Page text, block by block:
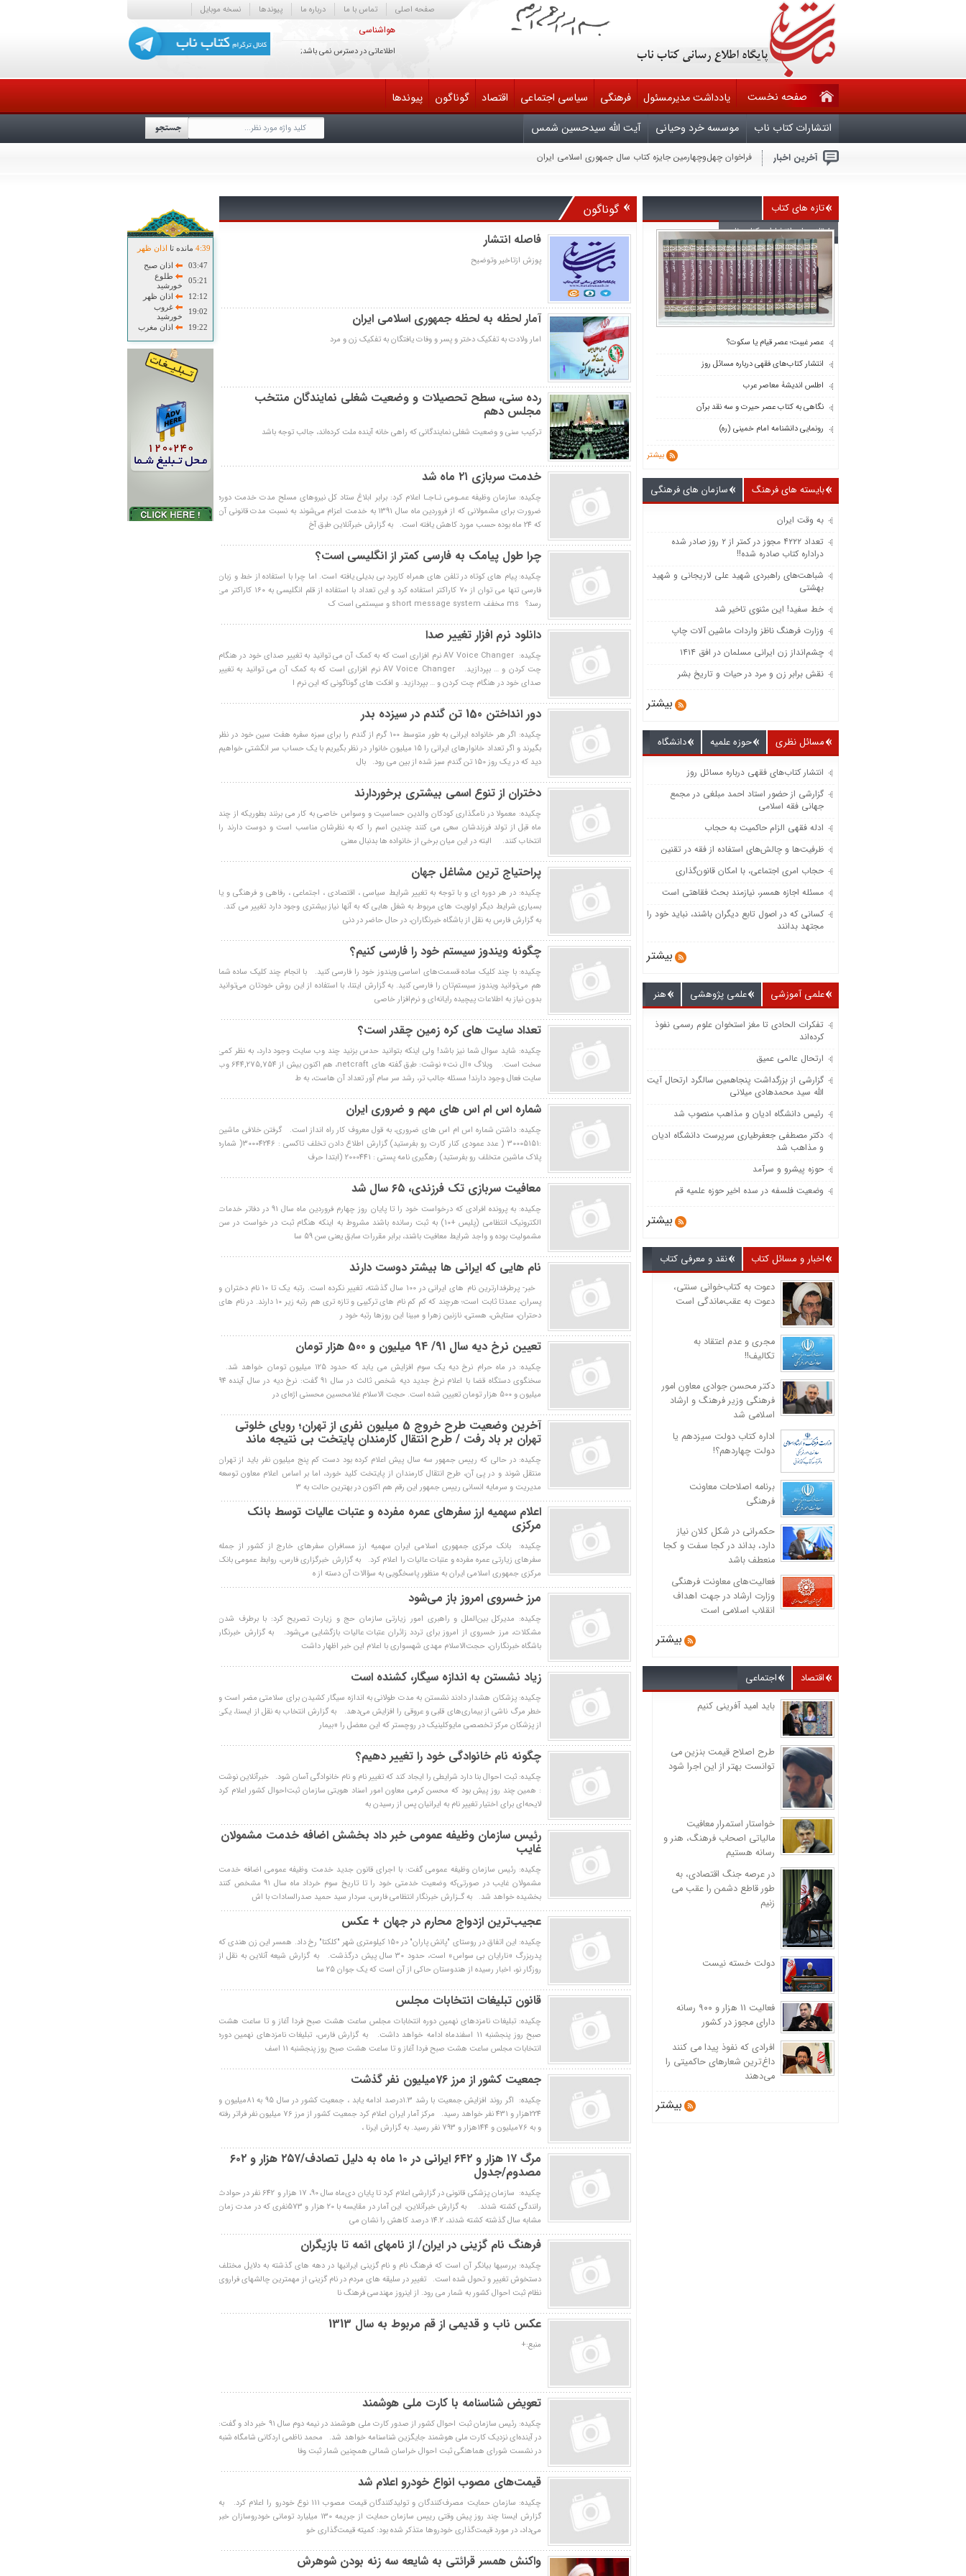
صفحه اصلی تماس با ما درباره ما پیوندها نسخه موبایل
هواشناسی
اطلاعاتی در دسترس نمی باشد;
صفحه نخست یادداشت مدیرمسئول فرهنگی سیاسی اجتماعی اقتصاد گوناگون
پیوندها
انتشارات کتاب ناب
موسسه خرد وحیانی آیت الله سیدحسین شمس
آخرین اخبار فراخوان چهل‌وچهارمین جایزه کتاب سال جمهوری اسلامی ایران
هرکس بخواهد با آمریکا برای صلح مذاکره کند خائن است
جنایتکاران باید بدانند که امر انتقام، متوقّف بر وجود شخص من یا سایر مسئولان نیست
سال روز شهادت چهارمین اختر تابناک آسمان امامت و ولایت تسلیت باد
بیماران سیاسی در قران
آجرک الله یابقیه الله
گزارشی از نشست بعثت خون
تازه های کتاب
تازه های انتشارات کتاب ناب
عصر غیبت؛ عصر قیام یا سکوت؟
انتشار کتاب‌های فقهی درباره مسائل روز
اطلس اندیشۀ معاصر عرب
نگاهی به کتاب عصر حیرت و سه نقد برآن
رونمایی دانشنامه امام خمینی (ره)
بیشتر
بایسته های فرهنگ سازمان های فرهنگی
به وقت ایران
تعداد ۴۲۲۲ مجوز در کمتر از ۲ روز صادر شده
دراداره کتاب صادره شده!!
شباهت‌های راهبردی شهید علی لاریجانی و شهید
بهشتی
خط سفید! این مثنوی تاخیر شد
وزارت فرهنگ ناظز واردات ماشین‌ آلات چاپ
چشم‌انداز زن ایرانی مسلمان در افق ۱۴۱۴
نقش برابر زن و مرد در حیات و تاریخ بشر
بیشتر
مسائل نظری حوزه علمیه دانشگاه
انتشار کتاب‌های فقهی درباره مسائل روز
گزارشی از حضور استاد احمد مبلغی در مجمع
جهانی فقه اسلامی
ادله فقهی الزام حاکمیت به حجاب
ظرفیت‌‌ها و چالش‌‌های استفاده از فقه در تقنین
حجاب امری اجتماعی، با امکان قانون‌گذاری
مسئله اجازه همسر، نیازمند بحث فقاهتی است
کسانی که در اصول تابع دیگران باشند، نباید خود را
مجتهد بدانند
بیشتر
علمی آموزشی علمی پژوهشی هنر
تفکرات الحادی تا مغز استخوان علوم رسمی نفوذ
کرده‌اند
ارتحال عالمی عمیق
گزارشی از بزرگداشت پنجاهمین سالگرد ارتحال آیت
الله سید محمدهادی میلانی
رئیس دانشگاه ادیان و مذاهب منصوب شد
دکتر مصطفی جعفرطیاری سرپرست دانشگاه ادیان
و مذاهب شد
حوزه پیشرو و سرآمد
وضعیت فلسفه در سده اخیر حوزه علمیه قم
بیشتر
اخبار و مسائل کتاب نقد و معرفی کتاب
دعوت به کتاب‌خوانی سنتی،
دعوت به عقب‌ماندگی است
مجری و عدم اعتقاد به
تکالیف!!
دکتر محسن جوادی معاون امور
فرهنگی وزیر فرهنگ و ارشاد
اسلامی شد
اداره کتاب دولت سیزدهم یا
دولت چهاردهم؟!
برنامه اصلاحات معاونت
فرهنگی
حکمرانی در شکل کلان نیاز
دارد، بداند در کجا سفت و کجا
منعطف باشد
فعالیت‌های معاونت فرهنگی
وزارت ارشاد در جهت اهداف
انقلاب اسلامی است
بیشتر
اقتصاد اجتماعی
باید امید آفرینی کنیم
طرح اصلاح قیمت بنزین می
توانست بهتر از این اجرا شود
خواستار استمرار معافیت
مالیاتی اصحاب فرهنگ، هنر و
رسانه هستیم
در عرصه جنگ اقتصادی، به
طور قاطع دشمن را عقب می
زنیم
دولت خسته نیست
فعالیت 11 هزار و ۹۰۰ رسانه
دارای مجوز در کشور
افرادی که نفوذ پیدا می کنند
داغ‌ترین شعارهای حاکمیتی را
می‌دهند
بیشتر
4:39 مانده تا اذان ظهر
03:47
اذان صبح
05:21
طلوع
خورشید
12:12
اذان ظهر
19:02
غروب
خورشید
19:22
اذان مغرب
گوناگون
فاصله انتشار
پوزش ازتاخیر وتوضیح
آمار لحظه به لحظه جمهوری اسلامی ایران
امار ولادت به تفکیک دختر و پسر و وفات یافتگان به تفکیک زن و مرد
رده سنی، سطح تحصیلات و وضعیت شغلی نمایندگان منتخب
مجلس دهم
ترکیب سنی و وضعیت شغلی نمایندگانی که راهی خانه آینده ملت کرده‌اند، جالب توجه باشد
خدمت سربازی ۲۱ ماه شد
چکیده: سازمان وظیفه عمـومی نـاجـا اعلام کرد: برابر ابلاغ ستاد کل نیروهای مسلح مدت خدمت دوره
ضرورت برای مشمولانی که از فروردین ماه سال 1391 به خدمت اعزام می‌شوند به نسبت مدت قانونی آن
که 24 ماه بوده حسب مورد کاهش یافته است. به گزارش خبرآنلاین طبق آخ
چرا طول پیامك به فارسی كمتر از انگلیسی است؟
چکیده: پیام های كوتاه در تلفن های همراه كاربرد بی بدیلی یافته است. اما چرا با استفاده از خط و زبان
فارسی تنها می توان از ۷۰ كاراكتر استفاده كرد و این تعداد با استفاده از قلم انگلیسی به ۱۶۰ كاراكتر می
رسد؟ ms مخفف short message system و سیستمي است ك
دانلود نرم افزار تغییر صدا
چکیده: AV Voice Changer نرم افزاری است که به کمک آن می توانید به تغییر صدای خود در هنگام
چت کردن و … بپردازید. AV Voice Changer نرم افزاری است که به کمک آن می توانید به تغییر
صدای خود در هنگام چت کردن و … بپردازید. و افکت های گوناگونی که این نرم ا
دور انداختن 150 تن گندم در سیزده بدر
چکیده: اگر هر خانواده ایرانی به طور متوسط 100 گرم از گندم را برای سبزه سفره هفت سین خود در نظر
بگیرند و اگر تعداد خانوارهای ایرانی را 15 میلیون خانوار در نظر بگیریم با یک حساب سر انگشتی خواهیم
دید که در یک روز 150 تن گندم سبز شده از بین می رود. بال
دختران از تنوع اسمي بيشتري برخوردارند
چکیده: معمولا در نامگذاری کودکان والدین حساسیت و وسواس خاصی به کار می برنند بطوریکه از چند
ماه قبل از تولد فرزندشان سعی می کنند چندین اسم را که به نظرشان مناسب است و دوست دارند را
انتخاب کنند. البته در این میان برخی از خانواده ها بدنبال معنی
پراحتیاج ترین مشاغل جهان
چکیده: در هر دوره ای و با توجه به تغییر شرایط سیاسی ، اقتصادی ، اجتماعی ، رفاهی و فرهنگی و یا
بسیاری شرایط دیگر اولویت های مربوط به شغل هایی که به آنها نیاز بیشتری وجود دارد تغییر می کند.
به گزارش فارس به نقل از باشگاه خبرنگاران، در حال حاضر در دنی
چگونه ويندوز سيستم خود را فارسي کنيم؟
چکیده: با چند کلیک ساده قسمت‌های اساسی ویندوز خود را فارسی کنید. با انجام چند کليک ساده شما
هم مي‌توانيد ويندوز سيستم‌تان را فارسي کنيد. به گزارش ایتنا، با استفاده از اين روش خودتان مي‌توانيد
بدون نياز به اطلاعات پيچيده رايانه‌اي و نرم‌افزار خاصي
تعداد سایت های کره زمین چقدر است؟
چکیده: شاید سوال شما نیز باشد! ولی اینکه بتوانید حدس بزنید چند وب سایت وجود دارد، به نظر کمی
سخت است. وبلاگ «ال نت» نوشت: طبق گفته های netcraft، هم اکنون بیش از 644,275,754 وب
سایت فعال وجود دارند! مسئله جالب تر، رشد سر سام آور تعداد آن هاست، به ط
شماره اس ام اس های مهم و ضروری ایران
چکیده: داشتن شماره اس ام اس های ضروری، به قول معروف کار راه انداز است. گرفتن خلافی ماشین
:30005151 ( عدد عمودی کنار کارت رو بفرستید) گزارش اطلاع دادن تخلف تاکسی : 30004246( شماره
پلاک ماشین متخلف رو بفرستید) رهگیری نامه پستی : 2000441 (ابتدا حرف
معافیت سربازی تک فرزندی، ۶۵ سال شد
چکیده: به پرونده افرادی که درخواست خود را تا پایان روز چهارم فروردین ماه سال 91 در دفاتر خدمات
الکترونیک انتظامی (پلیس +10) به ثبت رسانده باشند مشروط به اینکه هنگام ثبت در خواست در سن
مشمولیت بوده و واجد شرایط معافیت باشند، برابر مقررات سابق یعنی سن 59 سا
نام هایی که ایرانی ها بیشتر دوست دارند
خبر- پرطرفدارترین نام های ایرانی در 100 سال گذشته، تغییر نکرده است. رتبه یک تا 10 نام دختران و
پسران، عمدتا ثابت است؛ هرچند که کم کم نام های ترکیبی و تازه تری هم رتبه زیر 10 دارند. در نام های
دحتران، ستایش، هستی، نازنین زهرا و مبینا این روزها رتبه خود ر
تعیین نرخ دیه سال 91/ 94 میلیون و 500 هزار تومان
چکیده: در ماه حرام نرخ دیه یک سوم افزایش می یابد که حدود 125 میلیون تومان خواهد شد.
سخنگوی دستگاه قضا با اعلام نرخ جدید دیه شخص ثالث در سال 91 گفت: نرخ دیه در سال آینده 94
میلیون و 500 هزار تومان تعیین شده است. حجت الاسلام غلامحسین محسنی اژه‌ای در
آخرين وضعيت طرح خروج 5 ميليون نفري از تهران؛ روياي خلوتي
تهران بر باد رفت / طرح انتقال کارمندان پایتخت بي نتيجه ماند
چکیده: در حالي كه رييس جمهور سه سال پيش اعلام كرده بود دست كم پنج ميليون نفر بايد از تهران
منتقل شوند و در پي آن، طرح انتقال كارمندان از پايتخت كليد خورد، اما بر اساس اعلام معاون توسعه
مديريت و سرمايه انساني رييس جمهور اين رقم هم اكنون در بهترين حالت به 3
اعلام سهمیه ارز سفر‌های عمره مفرده و عتبات عالیات توسط بانک
مرکزی
چکیده: بانک مرکزی جمهوری اسلامی ایران سهمیه ارز مسافران سفر‌های خارج از کشور از جمله
سفر‌های زیارتی عمره مفرده و عتبات عالیات را اعلام کرد. به گزارش خبرگزاری فارس، روابط عمومی بانک
مرکزی جمهوری اسلامی ایران به منظور پاسخگویی به سؤالات آن دسته از ه
مرز خسروی امروز باز مي‌شود
چکیده: مدیرکل بین‌الملل و راهبری امور زیارتی سازمان حج و زیارت تصریح کرد: با برطرف شدن
مشکلات، مرز خسروی از امروز برای تردد زائران عتبات عالیات بازگشایی می‌شود. به گزارش خبرنگار
باشگاه خبرنگاران، حجت‌الاسلام مهدی شهسواری با اعلام این خبر اظهار داشت
زياد نشستن به اندازه سيگار، ‌كشنده است
چکیده: پزشكان هشدار دادند نشستن به مدت طولاني به اندازه سيگار كشيدن براي سلامتي مضر است و
خطر مرگ ناشي از بيماري‌هاي قلبي و عروقي را افزايش مي‌دهد. به گزارش انتخاب به نقل از ايسنا، يكي
از پزشكان مركز تخصصي مايوكلينيك در روچستر كه اين معضل را «بيمار
چگونه نام خانوادگی خود را تغییر دهیم؟
چکیده: ثبت احوال بنا دارد شرایطی را ایجاد کند که تغییر نام و نام خانوادگی آسان شود. خبرآنلاین نوشت
: همین چند روز پیش بود که محسن کرمی معاون امور اسناد هویتی سازمان ثبت‌احوال کشور اعلام کرد
لایحه‌ای برای اختیار تغییر نام به ایرانیان پس از رسیدن به
رئیس سازمان وظیفه عمومی خبر داد بخشش اضافه خدمت مشمولان
غایب
چکیده: رئیس سازمان وظیفه عمومی گفت: با اجرای قانون جدید خدمت وظیفه عمومی اضافه خدمت
مشمولان غایب در صورتی‌که وضعیت خدمتی خود را تا تاریخ سوم خرداد ماه سال 91 مشخص کنند
بخشیده خواهد شد. به گـزارش خبرنگار انتظامی فارس، سردار سید حمید صدرالسادات با اش
عجیب‌ترین ازدواج محارم در جهان +‌ عکس
چکیده: این اتفاق در روستای "پانش پاران" در 150 کیلومتری شهر "کلکتا" رخ داد. همسر این زن هندی که
پدربزرگ «نارایان بی سواس» است، حدود 30 سال پیش درگذشت. به گزارش شیعه آنلاین به نقل از
روزگار نو، اخبار رسیده از هندوستان حاکی از آن است که یک جوان 25 سا
قانون تبلیغات انتخابات مجلس
چکیده: تبلیغات نامزدهای نهمین دوره انتخابات مجلس ساعت هشت صبح فردا آغاز و تا ساعت هشت
صبح روز پنجشنبه 11 اسفندماه ادامه خواهد داشت. به گزارش فارس، تبلیغات نامزدهای نهمین دوره
انتخابات مجلس ساعت هشت صبح فردا آغاز و تا ساعت هشت صبح روز پنجشنبه 11 اسف
جمعیت كشور از مرز 76میلیون نفر گذشت
چکیده: اگر روند افزایش جمعیت با رشد 1.3درصد ادامه یابد ، جمعیت كشور در سال 95 به 81میلیون و
224هزار و 431 نفر خواهد رسید. مركز آمار ایران اعلام كرد جمعیت كشور از مرز 76 میلیون نفر فراتر رفته
و به 76میلیون و 144هزار و 793 نفر رسید. به گزارش ایرنا ،
مرگ ۱۷ هزار و ۶۴۲ ایرانی در ۱۰ ماه به دلیل تصادف/۲۵۷ هزار و ۶۰۲
مصدوم/جدول
چکیده: سازمان پزشکی قانونی در گزارشی اعلام کرد تا پایان دی‌ماه سال 90، 17 هزار و 642 نفر در حوادث
رانندگی کشته شدند. به گزارش خبرآنلاین، این آمار در مقایسه با 20 هزار و 573نفری که در مدت زمان
مشابه سال گذشته کشته شدند، 14.2 درصد کاهش را نشان می‌
فرهنگ نام گزینی در ایران/ از نامهای ائمه تا بازیگران
چکیده: بررسیها بیانگر آن است که فرهنگ نام و نام گزینی ایرانیها در دهه های گذشته به دلایل مختلف
دستخوش تغییر و تحول شده است. تغییر در سلیقه های مردم در نام گزینی از مهمترین چالشهای فراروی
نظام ثبت احوال کشور به شمار می رود. از اینروز مهندسی فرهنگ نا
عکس ناب و قدیمی از قم مربوط به سال 1313
منبع:+
تعویض شناسنامه با کارت ملی هوشمند
چکیده: رئیس سازمان ثبت احوال کشور از صدور کارت ملی هوشمند در نیمه دوم سال ۹۱ خبر داد و گفت:
در آینده‌ای نزدیک کارت ملی هوشمند جایگزین شناسنامه خواهد شد. محمد ناظمی اردکانی شامگاه شنبه
در نشست شورای هماهنگی ثبت احوال خراسان شمالی همچنین شمار ثبت وفا
قيمت‌هاي مصوب انواع خودرو اعلام شد
چکیده: سازمان حمايت مصرف‌كنندگان و توليدكنندگان قيمت مصوب 111 نوع خودرو را اعلام كرد. به
گزارش ايسنا چند روز پيش وقتي رييس سازمان حمايت از جريمه 130 ميليارد توماني خودروسازان خبر
مي‌داد، در مورد قيمت‌گذاري خودروها متذكر شده بود: كميته قيمت‌گذاري خو
واکنش همسر قرائتی به شایعه سه زنه بودن شوهرش